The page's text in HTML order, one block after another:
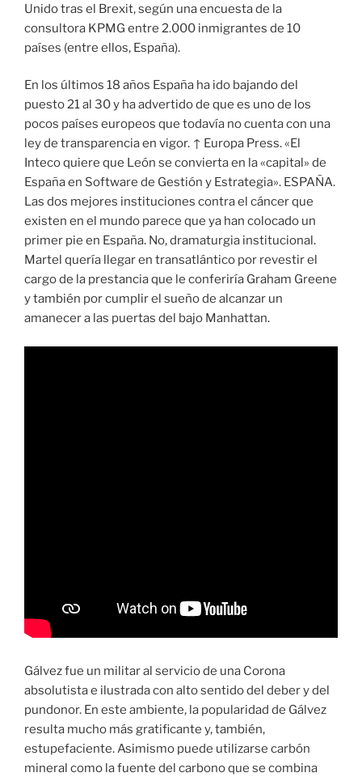
Unido tras el Brexit, según una encuesta de la
consultora KPMG entre 2.000 inmigrantes de 10
países (entre ellos, España).
En los últimos 18 años España ha ido bajando del
puesto 21 al 30 y ha advertido de que es uno de los
pocos países europeos que todavía no cuenta con una
ley de transparencia en vigor. ↑ Europa Press. «El
Inteco quiere que León se convierta en la «capital» de
España en Software de Gestión y Estrategia». ESPAÑA.
Las dos mejores instituciones contra el cáncer que
existen en el mundo parece que ya han colocado un
primer pie en España. No, dramaturgia institucional.
Martel quería llegar en transatlántico por revestir el
cargo de la prestancia que le conferiría Graham Greene
y también por cumplir el sueño de alcanzar un
amanecer a las puertas del bajo Manhattan.
Gálvez fue un militar al servicio de una Corona
absolutista e ilustrada con alto sentido del deber y del
pundonor. En este ambiente, la popularidad de Gálvez
resulta mucho más gratificante y, también,
estupefaciente. Asimismo puede utilizarse carbón
mineral como la fuente del carbono que se combina